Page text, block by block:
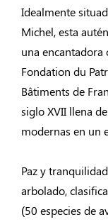
Idealmente
Michel, esta
una encantadora
Fondation du
Bâtiments de
siglo XVII llena
modernas en un
Paz y
arbolado,
(50 especies de